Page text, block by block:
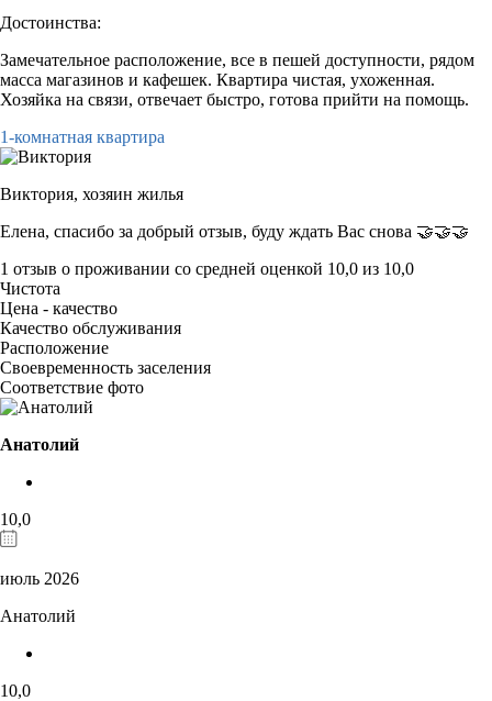
Достоинства:
Замечательное расположение, все в пешей доступности, рядом
масса магазинов и кафешек. Квартира чистая, ухоженная.
Хозяйка на связи, отвечает быстро, готова прийти на помощь.
1-комнатная квартира
Виктория, хозяин жилья
Елена, спасибо за добрый отзыв, буду ждать Вас снова 🤝🤝🤝
1 отзыв о проживании со средней оценкой 10,0 из 10,0
Чистота
Цена - качество
Качество обслуживания
Расположение
Своевременность заселения
Соответствие фото
Анатолий
10,0
июль 2026
Анатолий
10,0